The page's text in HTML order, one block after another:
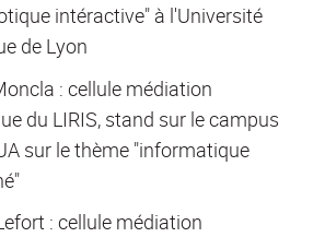
intéractive" à l'Université
de Lyon
: cellule médiation
du LIRIS, stand sur le campus
sur le thème "informatique
: cellule médiation